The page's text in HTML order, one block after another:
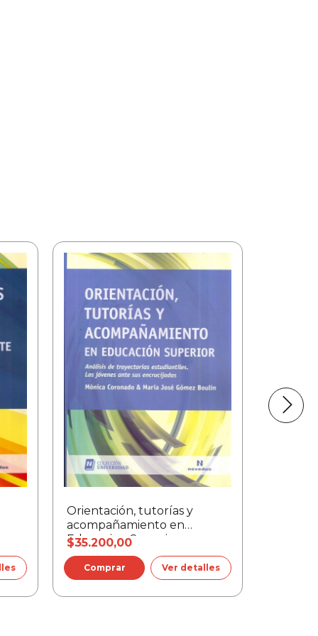
Orientación, tutorías y
acompañamiento en
Educacion Superior
$35.200,00
Ver detalles